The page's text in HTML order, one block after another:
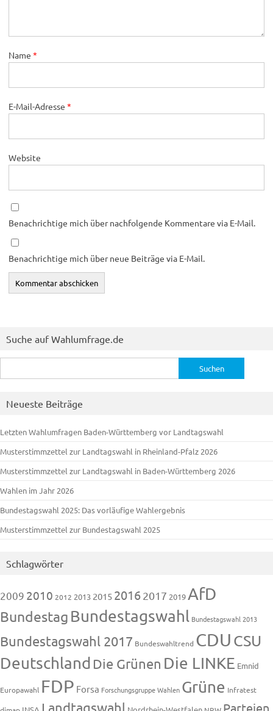
Name *
E-Mail-Adresse *
Website
Benachrichtige mich über nachfolgende Kommentare via E-Mail.
Benachrichtige mich über neue Beiträge via E-Mail.
Suche auf Wahlumfrage.de
nach:
Neueste Beiträge
Letzten Wahlumfragen Baden-Württemberg vor Landtagswahl
Musterstimmzettel zur Landtagswahl in Rheinland-Pfalz 2026
Musterstimmzettel zur Landtagswahl in Baden-Württemberg 2026
Wahlen im Jahr 2026
Bundestagswahl 2025: Das vorläufige Wahlergebnis
Musterstimmzettel zur Bundestagswahl 2025
Schlagwörter
2009 2010 2012 2013 2015 20162017 2019AfD
Bundestag Bundestagswahl Bundestagswahl 2013
Bundestagswahl 2017 Bundeswahltrend CDUCSU
Deutschland Die Grünen Die LINKE Emnid
Europawahl FDP Forsa Forschungsgruppe Wahlen Grüne Infratest
Landtagswahl Parteien